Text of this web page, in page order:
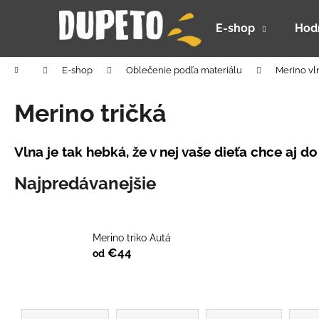
E-shop
Domov E-shop Oblečenie podľa materiálu Merino
Merino tričká
Vlna je tak hebká, že v nej vaše dieťa chce aj
Najpredávanejšie
Merino triko Autá
od €44
R
í
Späť
do
Späť
do
DETSKÝ LETNÝ KLOBÚČIK UV 30 S